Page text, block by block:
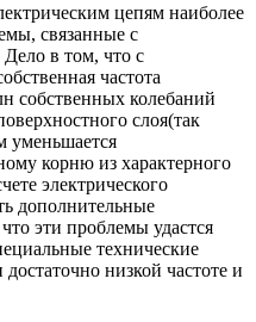
цепям наиболее
связанные с
в том, что с
частота
собственных колебаний
слоя(так
уменьшается
корню из характерного
электрического
дополнительные
эти проблемы удастся
технические
низкой частоте и